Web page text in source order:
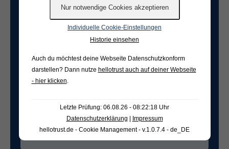
Freifeld für evtl. Anmerkungen
Individuelle Cookie-Einstellungen
Historie einsehen
Auch du möchtest deine Webseite Datenschutzkonform
darstellen? Dann nutze hellotrust auch auf deiner Webseite
- hier klicken
Letzte Prüfung: 06.08.26 - 08:22:18 Uhr
Datenschutzerklärung | Impressum
hellotrust.de - Cookie Management - v.1.0.7.4 - de_DE